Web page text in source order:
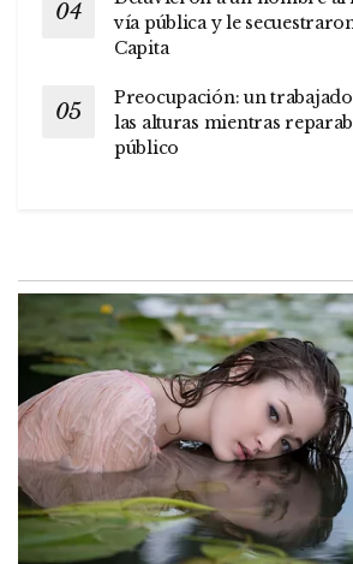
vía pública y le
Capita
Preocupación: un
las alturas mientras
público